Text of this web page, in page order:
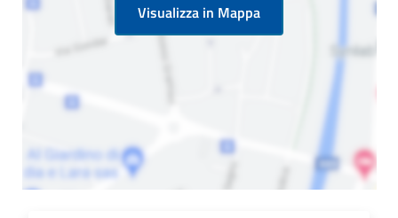
Visualizza in Mappa